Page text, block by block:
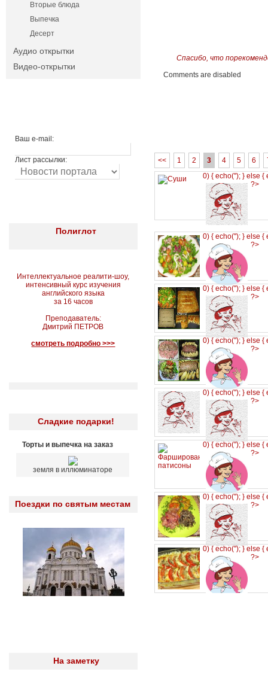
Вторые блюда
Выпечка
Десерт
Аудио открытки
Видео-открытки
Ваш e-mail:
Лист рассылки:
Полиглот
Интеллектуальное реалити-шоу,
интенсивный курс изучения
английского языка
за 16 часов
Преподаватель:
Дмитрий ПЕТРОВ
смотреть подробно >>>
Сладкие подарки!
Торты и выпечка на заказ
земля в иллюминаторе
Поездки по святым местам
На заметку
Спасибо, что
Comments are disabled
<< 1 2 3 4 5 6
0) { echo(''); } else {
?>
0) { echo(''); } else {
?>
0) { echo(''); } else {
?>
0) { echo(''); } else {
?>
0) { echo(''); } else {
?>
0) { echo(''); } else {
?>
0) { echo(''); } else {
?>
0) { echo(''); } else {
?>